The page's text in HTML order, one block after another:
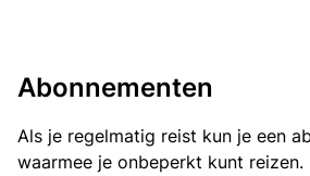
Abonnementen
Als je regelmatig reist kun je een
waarmee je onbeperkt kunt reizen.